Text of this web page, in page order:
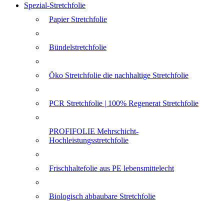
Spezial-Stretchfolie
Papier Stretchfolie
Bündelstretchfolie
Öko Stretchfolie die nachhaltige Stretchfolie
PCR Stretchfolie | 100% Regenerat Stretchfolie
PROFIFOLIE Mehrschicht-
Hochleistungsstretchfolie
Frischhaltefolie aus PE lebensmittelecht
Biologisch abbaubare Stretchfolie